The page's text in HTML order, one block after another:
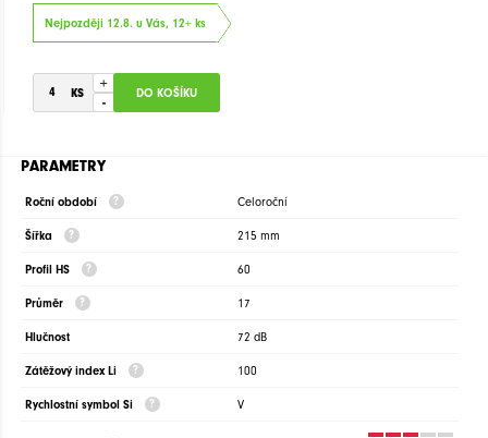
Nejpozději 12.8. u Vás, 12+ ks
+
-
PARAMETRY
Roční období Celoroční
Šířka 215 mm
Profil HS 60
Průměr 17
Hlučnost 72 dB
Zátěžový index Li 100
Rychlostní symbol Si V